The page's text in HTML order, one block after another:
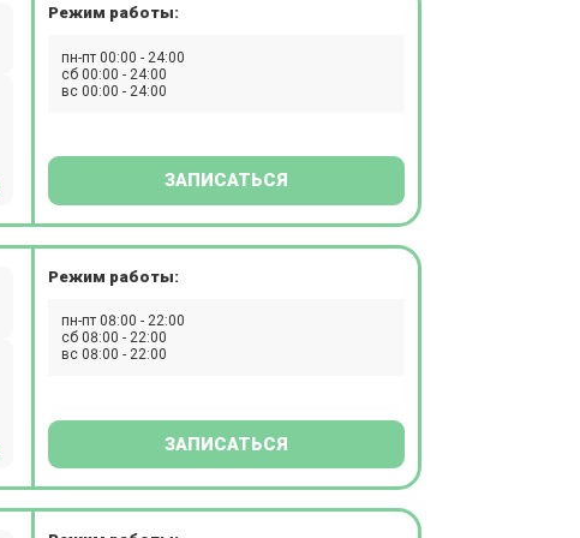
Режим работы:
пн-пт 00:00 - 24:00
сб 00:00 - 24:00
вс 00:00 - 24:00
ЗАПИСАТЬСЯ
Режим работы:
пн-пт 08:00 - 22:00
сб 08:00 - 22:00
вс 08:00 - 22:00
ЗАПИСАТЬСЯ